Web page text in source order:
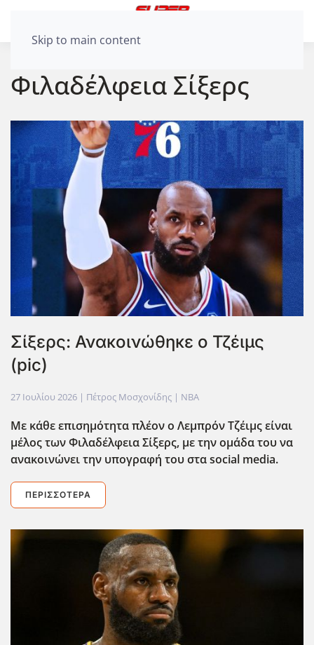
Skip to main content
Φιλαδέλφεια Σίξερς
Σίξερς: Ανακοινώθηκε ο Τζέιμς
(pic)
27 Ιουλίου 2026 | Πέτρος Μοσχονίδης | NBA
Με κάθε επισημότητα πλέον ο Λεμπρόν Τζέιμς είναι
μέλος των Φιλαδέλφεια Σίξερς, με την ομάδα του να
ανακοινώνει την υπογραφή του στα social media.
ΠΕΡΙΣΣΌΤΕΡΑ